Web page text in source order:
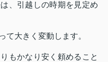
、引越しの時期を見定め
て大きく変動します。
もかなり安く頼めること